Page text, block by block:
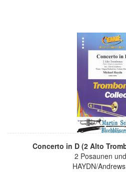
Concerto in D (2 Alto
2 Posaunen
HAYDN/